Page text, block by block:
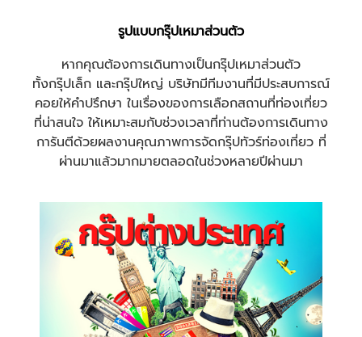
รูปแบบกรุ๊ปเหมาส่วนตัว
หากคุณต้องการเดินทางเป็นกรุ๊ปเหมาส่วนตัว
ทั้งกรุ๊ปเล็ก และกรุ๊ปใหญ่ บริษัทมีทีมงานที่มีประสบการณ์
คอยให้คำปรึกษา ในเรื่องของการเลือกสถานที่ท่องเที่ยว
ที่น่าสนใจ ให้เหมาะสมกับช่วงเวลาที่ท่านต้องการเดินทาง
การันตีด้วยผลงานคุณภาพการจัดกรุ๊ปทัวร์ท่องเที่ยว ที่
ผ่านมาแล้วมากมายตลอดในช่วงหลายปีผ่านมา